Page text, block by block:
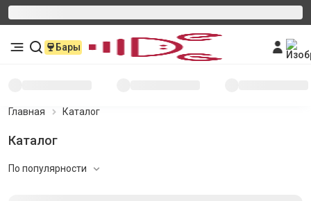
Бары
Главная Каталог
Каталог
По популярности